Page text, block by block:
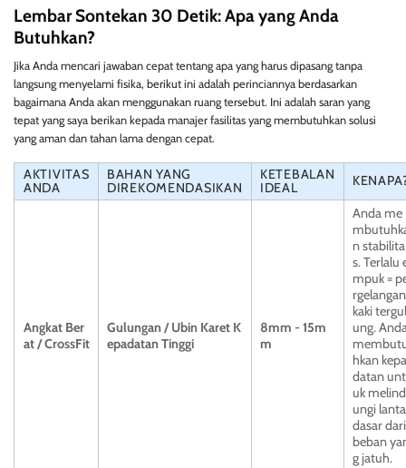
Lembar Sontekan 30 Detik: Apa yang Anda
Butuhkan?
Jika Anda mencari jawaban cepat tentang apa yang harus dipasang tanpa
langsung menyelami fisika, berikut ini adalah perinciannya berdasarkan
bagaimana Anda akan menggunakan ruang tersebut. Ini adalah saran yang
tepat yang saya berikan kepada manajer fasilitas yang membutuhkan solusi
yang aman dan tahan lama dengan cepat.
AKTIVITAS
ANDA
BAHAN YANG
DIREKOMENDASIKAN
KETEBALAN
IDEAL
Angkat Ber
at / CrossFit
Gulungan / Ubin Karet K
epadatan Tinggi
8mm - 15m
m
Anda me
n stabilita
s. Terlalu
mpuk =
rgelangan
kaki tergul
ung.
hkan kepa
datan unt
uk melind
ungi
dasar dari
beban
g jatuh.